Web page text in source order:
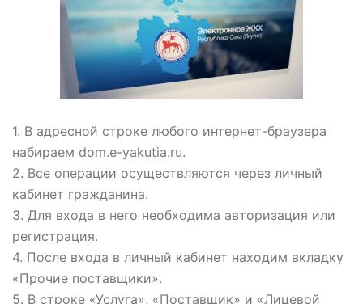
1. В адресной строке любого интернет-браузера
набираем dom.e-yakutia.ru.
2. Все операции осуществляются через личный
кабинет гражданина.
3. Для входа в него необходима авторизация или
регистрация.
4. После входа в личный кабинет находим вкладку
«Прочие поставщики».
5. В строке «Услуга», «Поставщик» и «Лицевой